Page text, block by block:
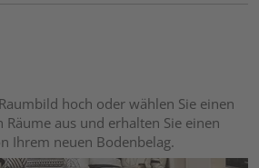
hoch oder wählen Sie einen
aus und erhalten Sie einen
Ihrem neuen Bodenbelag.